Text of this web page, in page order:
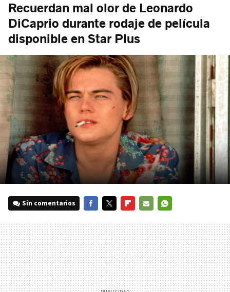
Recuerdan mal olor de Leonardo
DiCaprio durante rodaje de película
disponible en Star Plus
Sin comentarios
MAIL